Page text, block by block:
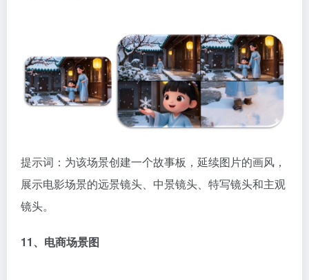
提示词：为该场景创建一个故事板，延续图片的画风，
展示电影场景的远景镜头、中景镜头、特写镜头和主观
镜头。
11、电商场景图